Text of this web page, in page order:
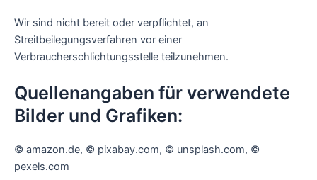
Wir sind nicht bereit oder verpflichtet, an
Streitbeilegungsverfahren vor einer
Verbraucherschlichtungsstelle teilzunehmen.
Quellenangaben für verwendete
Bilder und Grafiken:
© amazon.de, © pixabay.com, © unsplash.com, ©
pexels.com